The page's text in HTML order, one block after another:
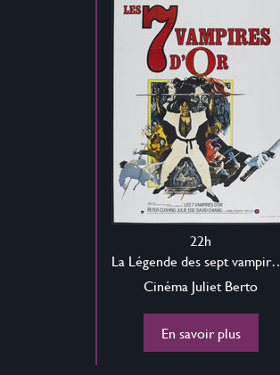
22h
La Légende
Cinéma Juliet Berto
En savoir plus